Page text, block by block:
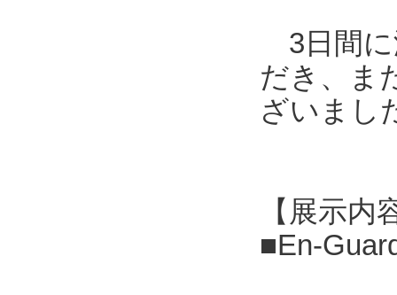
3日間に
だき、ま
ざいまし
【展示内
■En-